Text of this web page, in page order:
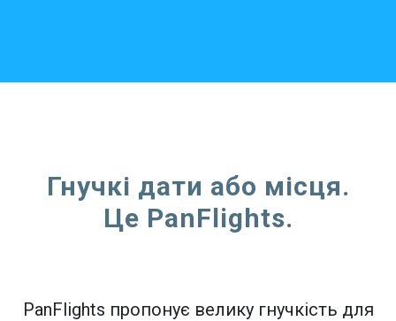
Гнучкі дати або місця.
Це PanFlights.
PanFlights пропонує велику гнучкість для